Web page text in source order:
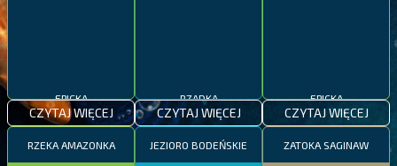
CZYTAJ WIĘCEJ CZYTAJ WIĘCEJ CZYTAJ WIĘCEJ
RZEKA AMAZONKA JEZIORO BODEŃSKIE ZATOKA SAGINAW